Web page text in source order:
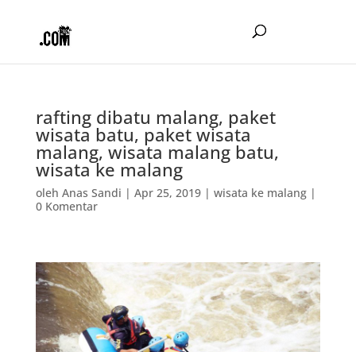
rafting dibatu malang, paket
wisata batu, paket wisata
malang, wisata malang batu,
wisata ke malang
oleh Anas Sandi | Apr 25, 2019| wisata ke malang|
0 Komentar